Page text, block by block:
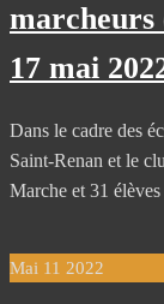
marcheurs
17 mai
Dans le cadre des
Saint-Renan et le
Marche et 31
Mai 11 2022